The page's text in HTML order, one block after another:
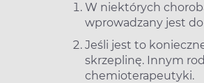
W niektórych
wprowadzany jest
Jeśli jest to
skrzeplinę. Innym
chemioterapeutyki.